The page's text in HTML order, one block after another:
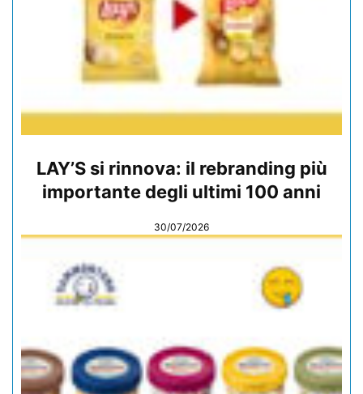
LAY’S si rinnova: il rebranding più
importante degli ultimi 100 anni
30/07/2026